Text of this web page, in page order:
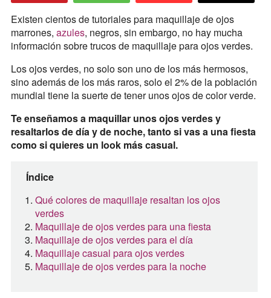
Existen cientos de tutoriales para maquillaje de ojos
marrones, azules, negros, sin embargo, no hay mucha
información sobre trucos de maquillaje para ojos verdes.
Los ojos verdes, no solo son uno de los más hermosos,
sino además de los más raros, solo el 2% de la población
mundial tiene la suerte de tener unos ojos de color verde.
Te enseñamos a maquillar unos ojos verdes y
resaltarlos de día y de noche, tanto si vas a una fiesta
como si quieres un look más casual.
Índice
Qué colores de maquillaje resaltan los ojos
verdes
Maquillaje de ojos verdes para una fiesta
Maquillaje de ojos verdes para el día
Maquillaje casual para ojos verdes
Maquillaje de ojos verdes para la noche